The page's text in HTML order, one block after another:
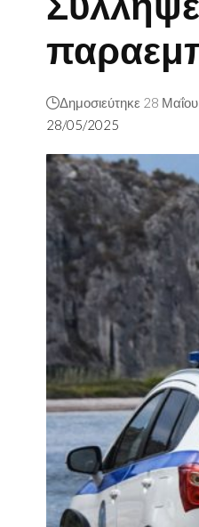
28/05/2025
Δημοσιεύτηκε 28